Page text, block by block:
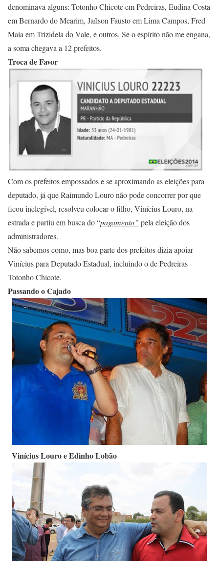
denominava alguns: Totonho Chicote em Pedreiras, Eudina Costa
em Bernardo do Mearim, Jaílson Fausto em Lima Campos, Fred
Maia em Trizidela do Vale, e outros. Se o espírito não me engana,
a soma chegava a 12 prefeitos.
Troca de Favor
Com os prefeitos empossados e se aproximando as eleições para
deputado, já que Raimundo Louro não pode concorrer por que
ficou inelegível, resolveu colocar o filho, Vinícius Louro, na
estrada e partiu em busca do “pagamento” pela eleição dos
administradores.
Não sabemos como, mas boa parte dos prefeitos dizia apoiar
Vinícius para Deputado Estadual, incluindo o de Pedreiras
Totonho Chicote.
Passando o Cajado
Vinícius Louro e Edinho Lobão